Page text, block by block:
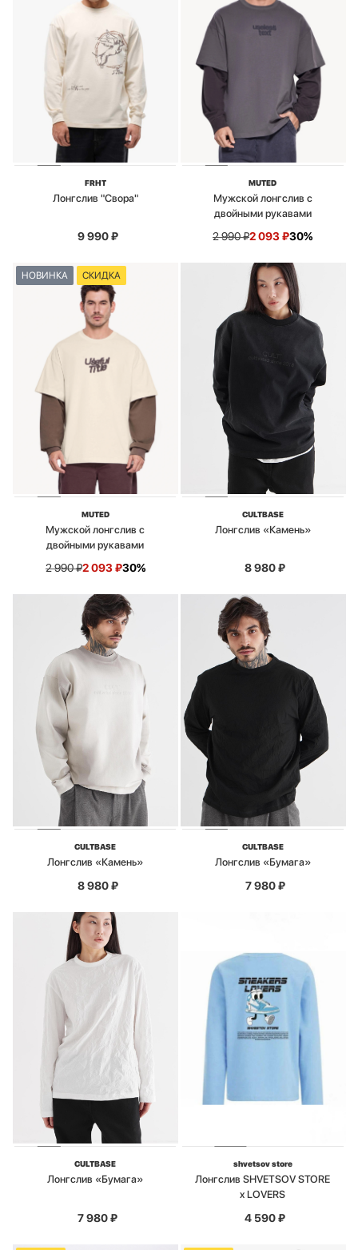
FRHT
Лонгслив "Свора"
9 990₽
MUTED
Мужской лонгслив с
двойными рукавами
2 990₽2 093₽30%
НОВИНКА СКИДКА
MUTED
Мужской лонгслив с
двойными рукавами
2 990₽2 093₽30%
CULTBASE
Лонгслив «Камень»
8 980₽
CULTBASE
Лонгслив «Камень»
8 980₽
CULTBASE
Лонгслив «Бумага»
7 980₽
CULTBASE
Лонгслив «Бумага»
7 980₽
shvetsov store
Лонгслив SHVETSOV STORE
x LOVERS
4 590₽